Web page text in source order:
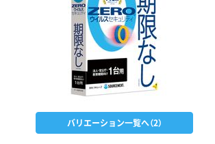
バリエーション一覧へ（2）